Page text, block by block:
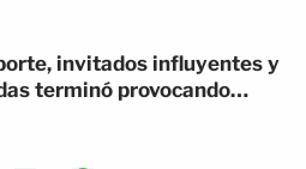
invitados influyentes y
terminó provocando